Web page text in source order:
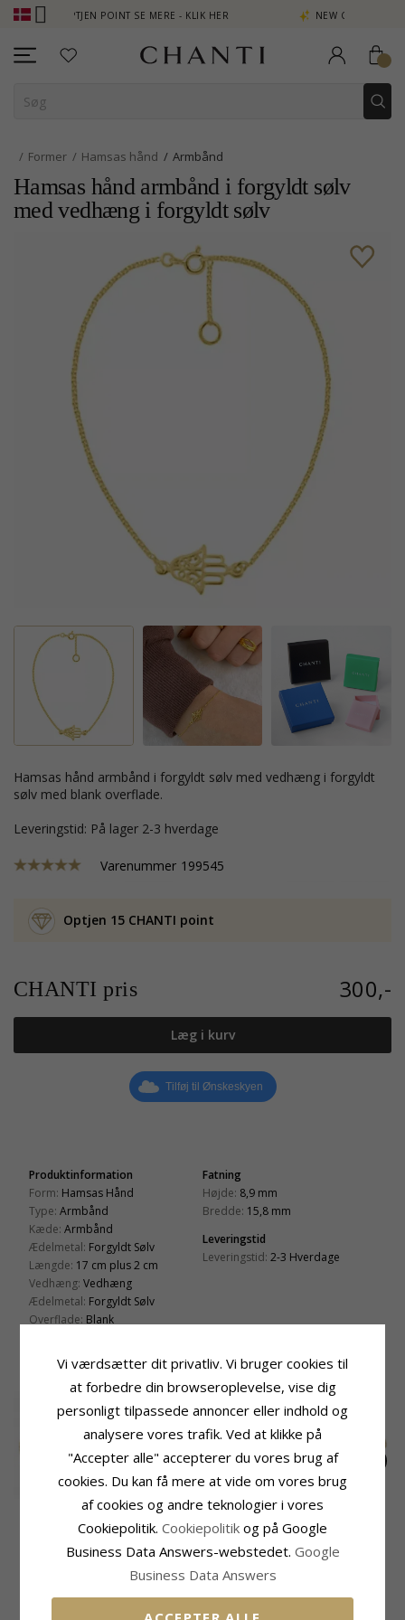
POINT SE MERE - KLIK HER NEW COLLECTION | AURA
Former Hamsas hånd Armbånd
Hamsas hånd armbånd i forgyldt sølv
med vedhæng i forgyldt sølv
hamsas hånd armbånd i forgyldt sølv med vedhæng i forgyldt
sølv med blank overflade.
Leveringstid: På lager 2-3 hverdage
Varenummer 199545
Optjen 15 CHANTI point
CHANTI pris 300,-
Læg i kurv
Tilføj til Ønskeskyen
Produktinformation
Form: Hamsas Hånd
Type: Armbånd
Kæde: Armbånd
Ædelmetal: Forgyldt Sølv
Længde: 17 cm plus 2 cm
Vedhæng: Vedhæng
Ædelmetal: Forgyldt Sølv
Overflade: Blank
Fatning
Højde: 8,9 mm
Bredde: 15,8 mm
Leveringstid
Leveringstid: 2-3 Hverdage
RELATEREDE PRODUKTER
Hjerte marguerit
armbånd i forgyldt
CHANTI pris 465,-
Månesten armbånd i
forgyldt sølv - Loom
Stones
CHANTI pris 410,-
12 x 10,5 mm
dagmarkors
ankerarmbånd i
forgyldt sølv - Amoré
CHANTI pris
KUNDER DER HAR KØBT DENNE HAR
OGSÁ KØBT
Vi værdsætter dit privatliv. Vi bruger cookies til
at forbedre din browseroplevelse, vise dig
personligt tilpassede annoncer eller indhold og
analysere vores trafik. Ved at klikke på
"Accepter alle" accepterer du vores brug af
cookies. Du kan få mere at vide om vores brug
af cookies og andre teknologier i vores
Cookiepolitik. Cookiepolitik og på Google
Business Data Answers-webstedet. Google
Business Data Answers